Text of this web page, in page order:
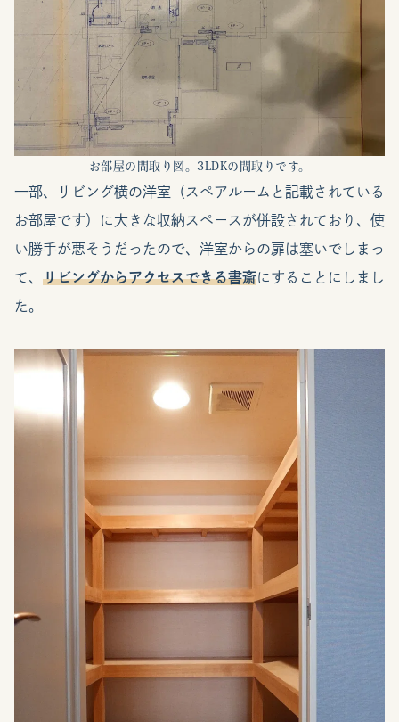
お部屋の間取り図。3LDKの間取りです。
一部、リビング横の洋室（スペアルームと記載されている
お部屋です）に大きな収納スペースが併設されており、使
い勝手が悪そうだったので、洋室からの扉は塞いでしまっ
て、 リビングからアクセスできる書斎にすることにしまし
た。